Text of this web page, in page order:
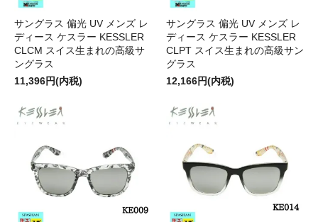
サングラス 偏光 UV メンズ レ
ディース ケスラー KESSLER
CLCM スイス生まれの高級サ
ングラス
11,396円(内税)
サングラス 偏光 UV メンズ レ
ディース ケスラー KESSLER
CLPT スイス生まれの高級サン
グラス
12,166円(内税)